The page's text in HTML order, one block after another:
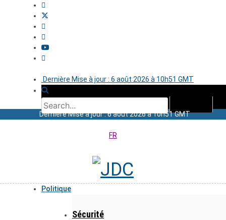
Dernière Mise à jour : 6 août 2026 à 10h51 GMT
Dernière Mise à jour : 6 août 2026 à 10h51 GMT
FR
Politique
Sécurité